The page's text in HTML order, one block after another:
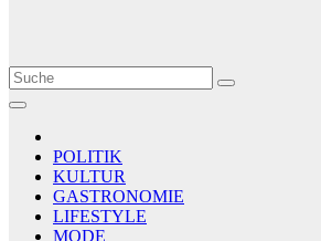
Le Matin
AGENCE DE PRESSE
POLITIK
KULTUR
GASTRONOMIE
LIFESTYLE
MODE